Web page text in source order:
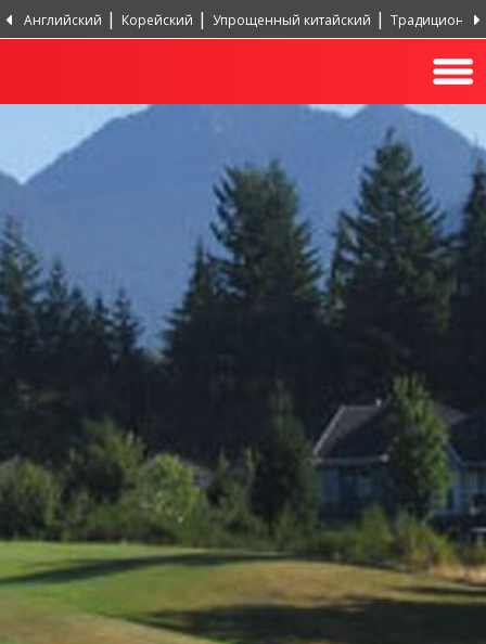
Английский Корейский Упрощенный китайский